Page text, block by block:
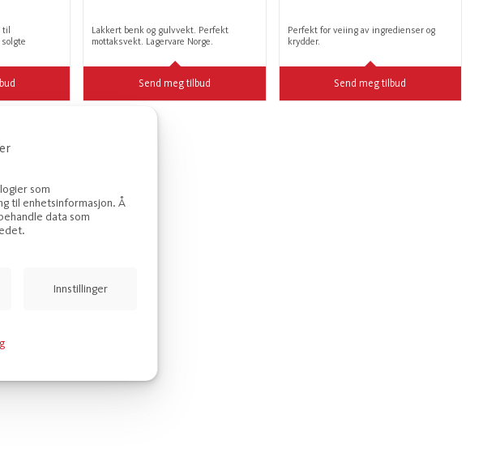
Lakkert benk og gulvvekt. Perfekt
mottaksvekt. Lagervare Norge.
Send meg tilbud
Perfekt for veiing av ingredienser og
krydder.
Send meg tilbud
som
til enhetsinformasjon. Å
data som
Innstillinger